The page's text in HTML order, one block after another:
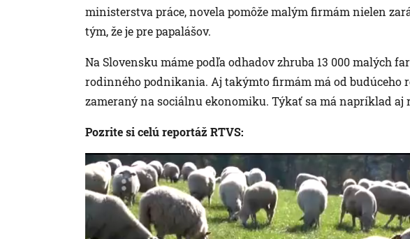
ministerstva práce, novela pomôže malým firmám nielen
tým, že je pre papalášov.
Na Slovensku máme podľa odhadov zhruba 13 000 malých
rodinného podnikania. Aj takýmto firmám má od budúceho
zameraný na sociálnu ekonomiku. Týkať sa má napríklad aj
Pozrite si celú reportáž RTVS: